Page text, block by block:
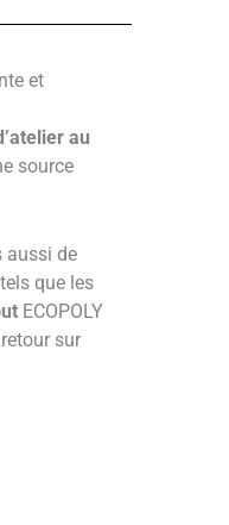
et
au
source
aussi de
que les
ECOPOLY
sur